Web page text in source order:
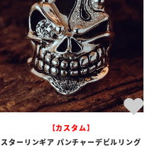
【カスタム】
スターリンギア パンチャーデビルリング